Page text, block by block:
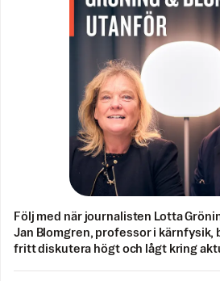
Följ med när journalisten Lotta
Jan Blomgren, professor i kärnfysik,
fritt diskutera högt och lågt kring